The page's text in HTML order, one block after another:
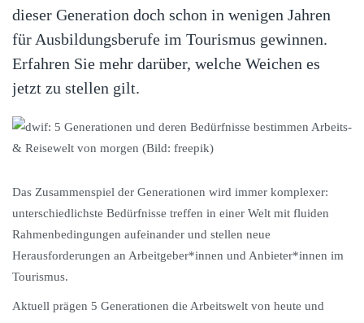
dieser Generation doch schon in wenigen Jahren
für Ausbildungsberufe im Tourismus gewinnen.
Erfahren Sie mehr darüber, welche Weichen es
jetzt zu stellen gilt.
Das Zusammenspiel der Generationen wird immer komplexer:
unterschiedlichste Bedürfnisse treffen in einer Welt mit fluiden
Rahmenbedingungen aufeinander und stellen neue
Herausforderungen an Arbeitgeber*innen und Anbieter*innen im
Tourismus.
Aktuell prägen 5 Generationen die Arbeitswelt von heute und